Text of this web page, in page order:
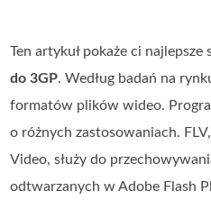
Ten artykuł pokaże ci najlepsze
do 3GP. Według badań na
formatów plików wideo.
o różnych zastosowaniach.
Video, służy do
odtwarzanych w Adobe Flash